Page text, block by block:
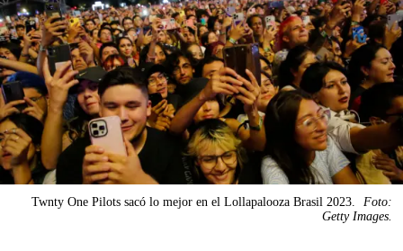
Twnty One Pilots sacó lo mejor en el Lollapalooza Brasil 2023.
Foto:
Getty Images.